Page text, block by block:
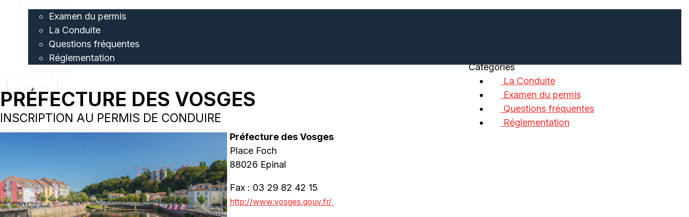
Examen du permis
La Conduite
Questions fréquentes
Réglementation
Connexion
PRÉFECTURE DES VOSGES
INSCRIPTION AU PERMIS DE CONDUIRE
Préfecture des Vosges
Place Foch
88026 Epinal
Fax : 03 29 82 42 15
http://www.vosges.gouv.fr/
Catégories
La Conduite
Examen du permis
Questions fréquentes
Réglementation